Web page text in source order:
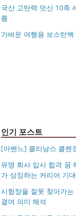
국산 고탄력 덧신 10족
름
가벼운 여행용 보스턴
아키베리 몽프레
품 수납
제미로디 투스티
인기 포스트
[아벤느] 클리낭스 클렌
유명 회사 입사 합격 꿈
가 상징하는 커리어 기
시험장을 잘못 찾아가는
결여 의미 해석